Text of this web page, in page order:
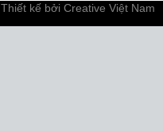
Thiết kế bởi Creative Việt Nam